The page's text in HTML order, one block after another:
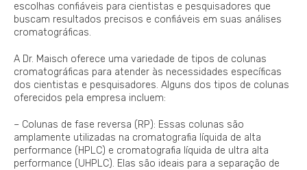
escolhas confiáveis para cientistas e pesquisadores que
buscam resultados precisos e confiáveis em suas análises
cromatográficas.
A Dr. Maisch oferece uma variedade de tipos de colunas
cromatográficas para atender às necessidades específicas
dos cientistas e pesquisadores. Alguns dos tipos de colunas
oferecidos pela empresa incluem:
– Colunas de fase reversa (RP): Essas colunas são
amplamente utilizadas na cromatografia líquida de alta
performance (HPLC) e cromatografia líquida de ultra alta
performance (UHPLC). Elas são ideais para a separação de